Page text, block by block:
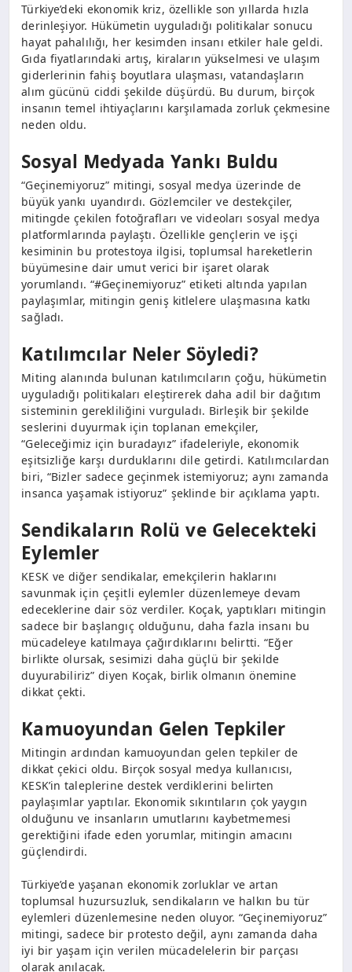
Türkiye’deki ekonomik kriz, özellikle son yıllarda hızla
derinleşiyor. Hükümetin uyguladığı politikalar sonucu
hayat pahalılığı, her kesimden insanı etkiler hale geldi.
Gıda fiyatlarındaki artış, kiraların yükselmesi ve ulaşım
giderlerinin fahiş boyutlara ulaşması, vatandaşların
alım gücünü ciddi şekilde düşürdü. Bu durum, birçok
insanın temel ihtiyaçlarını karşılamada zorluk çekmesine
neden oldu.
Sosyal Medyada Yankı Buldu
“Geçinemiyoruz” mitingi, sosyal medya üzerinde de
büyük yankı uyandırdı. Gözlemciler ve destekçiler,
mitingde çekilen fotoğrafları ve videoları sosyal medya
platformlarında paylaştı. Özellikle gençlerin ve işçi
kesiminin bu protestoya ilgisi, toplumsal hareketlerin
büyümesine dair umut verici bir işaret olarak
yorumlandı. “#Geçinemiyoruz” etiketi altında yapılan
paylaşımlar, mitingin geniş kitlelere ulaşmasına katkı
sağladı.
Katılımcılar Neler Söyledi?
Miting alanında bulunan katılımcıların çoğu, hükümetin
uyguladığı politikaları eleştirerek daha adil bir dağıtım
sisteminin gerekliliğini vurguladı. Birleşik bir şekilde
seslerini duyurmak için toplanan emekçiler,
“Geleceğimiz için buradayız” ifadeleriyle, ekonomik
eşitsizliğe karşı durduklarını dile getirdi. Katılımcılardan
biri, “Bizler sadece geçinmek istemiyoruz; aynı zamanda
insanca yaşamak istiyoruz” şeklinde bir açıklama yaptı.
Sendikaların Rolü ve Gelecekteki
Eylemler
KESK ve diğer sendikalar, emekçilerin haklarını
savunmak için çeşitli eylemler düzenlemeye devam
edeceklerine dair söz verdiler. Koçak, yaptıkları mitingin
sadece bir başlangıç olduğunu, daha fazla insanı bu
mücadeleye katılmaya çağırdıklarını belirtti. “Eğer
birlikte olursak, sesimizi daha güçlü bir şekilde
duyurabiliriz” diyen Koçak, birlik olmanın önemine
dikkat çekti.
Kamuoyundan Gelen Tepkiler
Mitingin ardından kamuoyundan gelen tepkiler de
dikkat çekici oldu. Birçok sosyal medya kullanıcısı,
KESK’in taleplerine destek verdiklerini belirten
paylaşımlar yaptılar. Ekonomik sıkıntıların çok yaygın
olduğunu ve insanların umutlarını kaybetmemesi
gerektiğini ifade eden yorumlar, mitingin amacını
güçlendirdi.
Türkiye’de yaşanan ekonomik zorluklar ve artan
toplumsal huzursuzluk, sendikaların ve halkın bu tür
eylemleri düzenlemesine neden oluyor. “Geçinemiyoruz”
mitingi, sadece bir protesto değil, aynı zamanda daha
iyi bir yaşam için verilen mücadelelerin bir parçası
olarak anılacak.